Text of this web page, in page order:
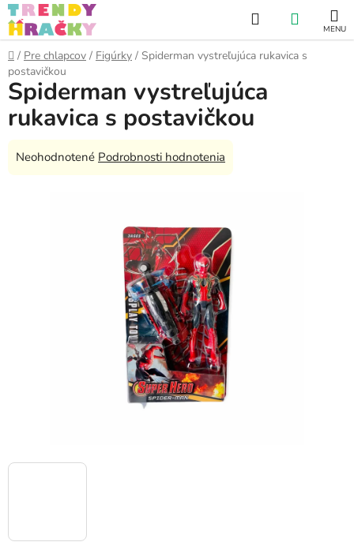
Prejsť
na
obsah
Hľadať
KOŠÍK
Domov
/ Pre chlapcov / Figúrky / Spiderman vystreľujúca rukavica s
postavičkou
Spiderman vystreľujúca
rukavica s postavičkou
Priemerné
Neohodnotené Podrobnosti hodnotenia